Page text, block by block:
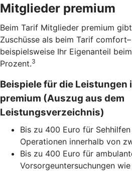
Mitglieder premium
Beim Tarif Mitglieder premium
Zuschüsse als beim Tarif
beispielsweise Ihr Eigenanteil
Prozent.3
Beispiele für die Leistungen
premium (Auszug aus dem
Leistungsverzeichnis)
Bis zu 400 Euro für
Operationen innerhalb von
Bis zu 400 Euro für
Vorsorgeuntersuchungen